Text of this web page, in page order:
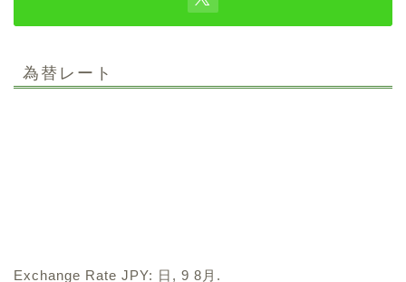
為替レート
Exchange Rate JPY: 日, 9 8月.